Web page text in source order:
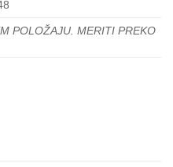
POLOŽAJU. MERITI PREKO